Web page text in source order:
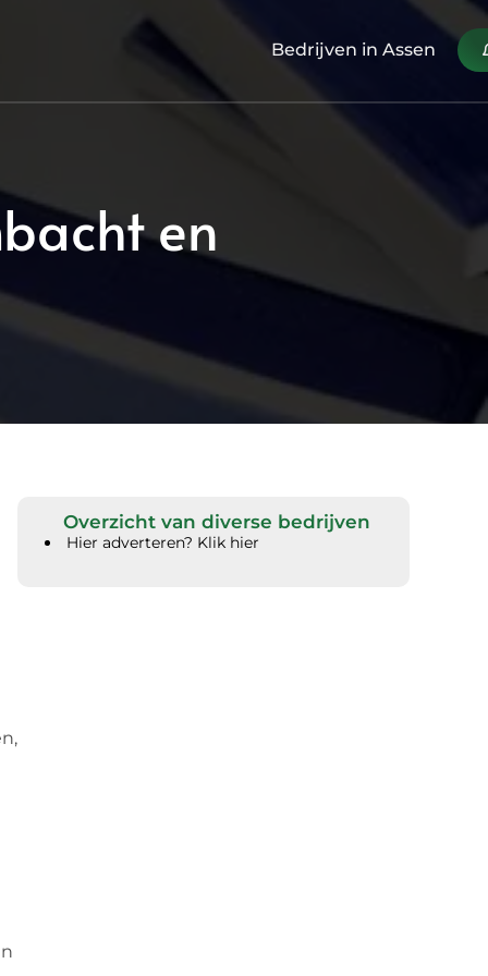
Bedrijven in Assen
en
Overzicht van diverse bedrijven
Hier adverteren? Klik hier